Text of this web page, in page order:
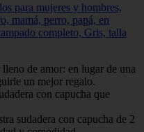
para mujeres y hombres,
mamá, perro, papá, en
completo, Gris, talla
de amor: en lugar de una
un mejor regalo.
con capucha que
sudadera con capucha de 2